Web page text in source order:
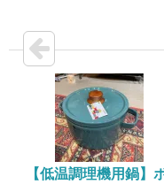
【低温調理機用鍋】